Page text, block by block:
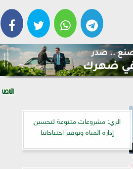
الري: مشروعات متنوعة لتحسين
إدارة المياه وتوفير احتياجاتنا